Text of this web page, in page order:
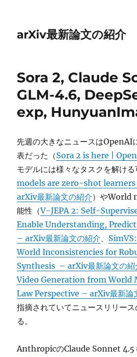
arXiv最新論文の紹介
Sora 2, Claude
GLM-4.6,
exp,
先週の大きなニュースはOpenAI
表だった（Sora 2 is here |
モデルには様々なタスクを解け
models are zero-shot
arXiv最新論文の紹介）やWorld
能性（V-JEPA 2: Self-
Enable Understanding,
– arXiv最新論文の紹介、
World Inconsistencies for
Synthesis – arXiv最新論文の紹
Video Generation from World
Law Perspective – arXiv最新論
指摘されていてニュースリリー
る。
AnthropicのClaude Sonnet 4.5